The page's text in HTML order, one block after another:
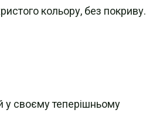
кольору, без покриву.
у своєму теперішньому